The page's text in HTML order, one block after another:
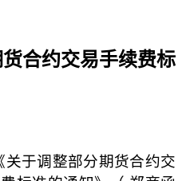
合约交易手续费标
于调整部分期货合约交